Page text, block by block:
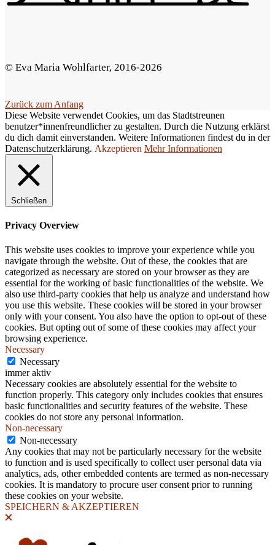
.
© Eva Maria Wohlfarter, 2016-2026
Zurück zum Anfang
Diese Website verwendet Cookies, um das Stadtstreunen
benutzer*innenfreundlicher zu gestalten. Durch die Nutzung erklärst
du dich damit einverstanden. Weitere Informationen findest du in der
Datenschutzerklärung. Akzeptieren Mehr Informationen
Schließen
Privacy Overview
This website uses cookies to improve your experience while you
navigate through the website. Out of these, the cookies that are
categorized as necessary are stored on your browser as they are
essential for the working of basic functionalities of the website. We
also use third-party cookies that help us analyze and understand how
you use this website. These cookies will be stored in your browser
only with your consent. You also have the option to opt-out of these
cookies. But opting out of some of these cookies may affect your
browsing experience.
Necessary
Necessary
immer aktiv
Necessary cookies are absolutely essential for the website to
function properly. This category only includes cookies that ensures
basic functionalities and security features of the website. These
cookies do not store any personal information.
Non-necessary
Non-necessary
Any cookies that may not be particularly necessary for the website
to function and is used specifically to collect user personal data via
analytics, ads, other embedded contents are termed as non-necessary
cookies. It is mandatory to procure user consent prior to running
these cookies on your website.
SPEICHERN & AKZEPTIEREN